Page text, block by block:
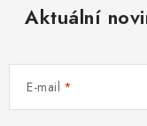
Aktuální
E-mail